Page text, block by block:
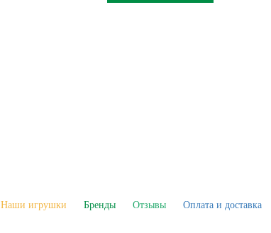
Наши игрушки Бренды Отзывы Оплата и доставка